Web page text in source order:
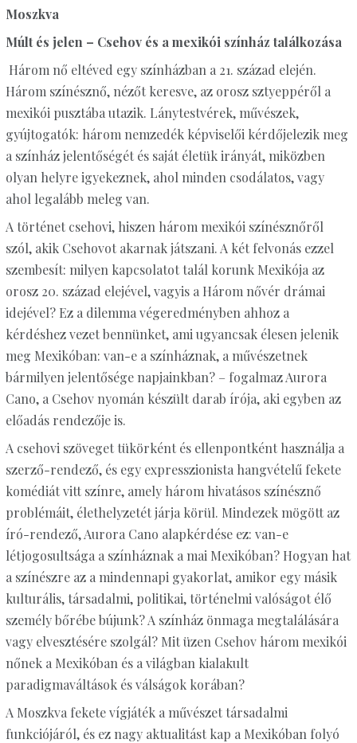
Moszkva
Múlt és jelen – Csehov és a mexikói színház találkozása
Három nő eltéved egy színházban a 21. század elején.
Három színésznő, nézőt keresve, az orosz sztyeppéről a
mexikói pusztába utazik. Lánytestvérek, művészek,
gyújtogatók: három nemzedék képviselői kérdőjelezik meg
a színház jelentőségét és saját életük irányát, miközben
olyan helyre igyekeznek, ahol minden csodálatos, vagy
ahol legalább meleg van.
A történet csehovi, hiszen három mexikói színésznőről
szól, akik Csehovot akarnak játszani. A két felvonás ezzel
szembesít: milyen kapcsolatot talál korunk Mexikója az
orosz 20. század elejével, vagyis a Három nővér drámai
idejével? Ez a dilemma végeredményben ahhoz a
kérdéshez vezet bennünket, ami ugyancsak élesen jelenik
meg Mexikóban: van-e a színháznak, a művészetnek
bármilyen jelentősége napjainkban? – fogalmaz Aurora
Cano, a Csehov nyomán készült darab írója, aki egyben az
előadás rendezője is.
A csehovi szöveget tükörként és ellenpontként használja a
szerző-rendező, és egy expresszionista hangvételű fekete
komédiát vitt színre, amely három hivatásos színésznő
problémáit, élethelyzetét járja körül. Mindezek mögött az
író-rendező, Aurora Cano alapkérdése ez: van-e
létjogosultsága a színháznak a mai Mexikóban? Hogyan hat
a színészre az a mindennapi gyakorlat, amikor egy másik
kulturális, társadalmi, politikai, történelmi valóságot élő
személy bőrébe bújunk? A színház önmaga megtalálására
vagy elvesztésére szolgál? Mit üzen Csehov három mexikói
nőnek a Mexikóban és a világban kialakult
paradigmaváltások és válságok korában?
A Moszkva fekete vígjáték a művészet társadalmi
funkciójáról, és ez nagy aktualitást kap a Mexikóban folyó